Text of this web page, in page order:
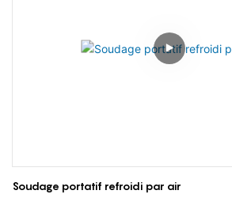
Soudage portatif refroidi par air